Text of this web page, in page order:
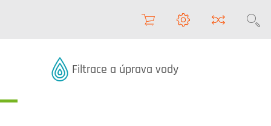
Produkty z kategorie
Filtrace a úprava vody